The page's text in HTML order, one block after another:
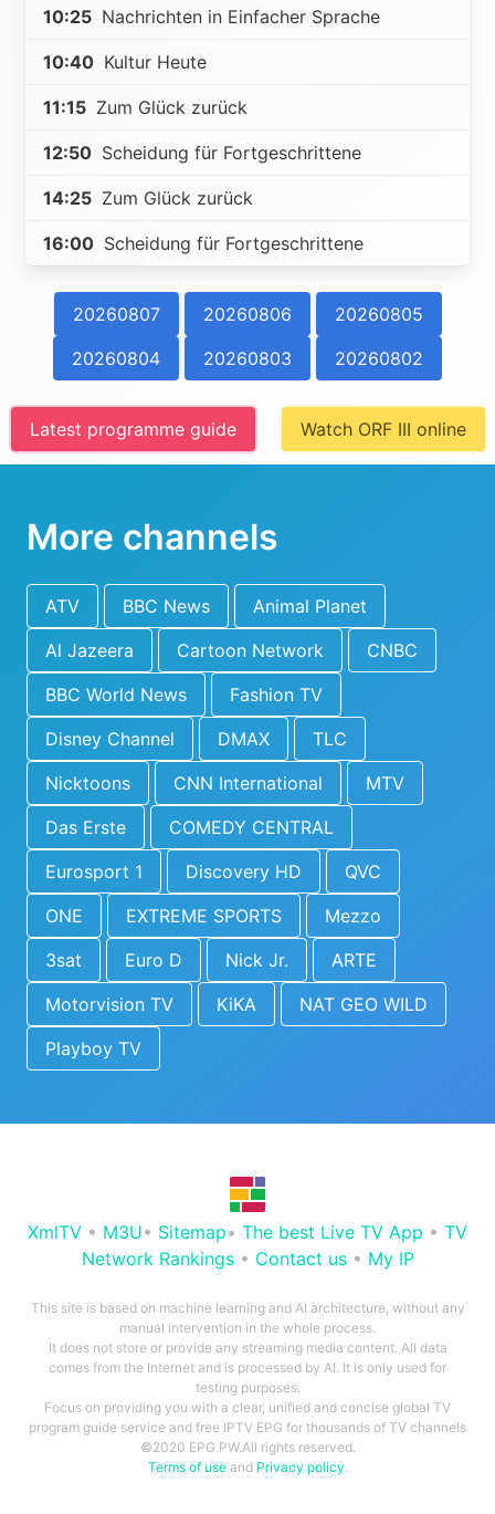
10:25 Nachrichten in Einfacher Sprache
10:40 Kultur Heute
11:15 Zum Glück zurück
12:50 Scheidung für Fortgeschrittene
14:25 Zum Glück zurück
16:00 Scheidung für Fortgeschrittene
20260807 20260806
20260805
20260804
20260803 20260802
Latest programme guide Watch ORF III online
More channels
ATV BBC News
Animal Planet
Al Jazeera
Cartoon Network
CNBC
BBC World News
Fashion TV
Disney Channel
DMAX
TLC
Nicktoons
CNN International
MTV
Das Erste
COMEDY CENTRAL
Eurosport 1
Discovery HD
QVC
ONE
EXTREME SPORTS
Mezzo
3sat
Euro D Nick Jr.
ARTE
Motorvision TV
KiKA
NAT GEO WILD
Playboy TV
XmlTV • M3U• Sitemap• The best Live TV App • TV
Network Rankings• Contact us• My IP
This site is based on machine learning and AI architecture, without any
manual intervention in the whole process.
It does not store or provide any streaming media content. All data
comes from the Internet and is processed by AI. It is only used for
testing purposes.
Focus on providing you with a clear, unified and concise global TV
program guide service and free IPTV EPG for thousands of TV channels
©2020 EPG.PW.All rights reserved.
Terms of useand Privacy policy.